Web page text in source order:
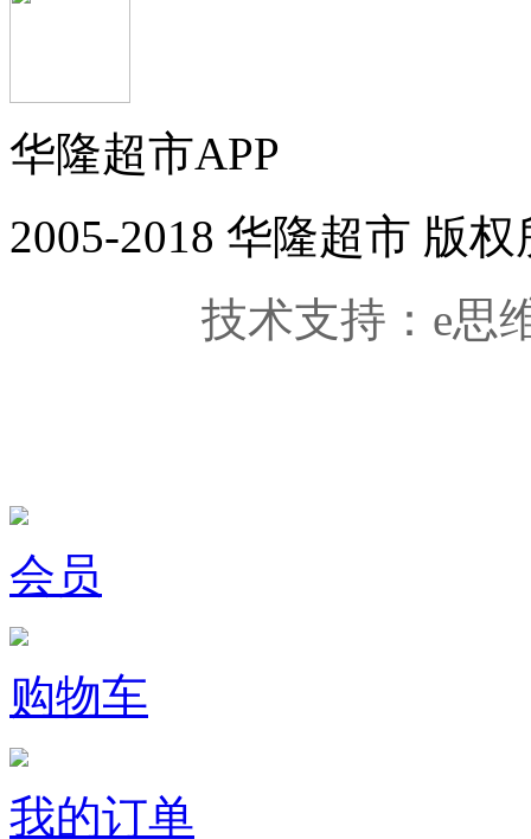
华隆超市APP
2005-2018 华隆超市 版
技术支持：e思
会员
购物车
我的订单